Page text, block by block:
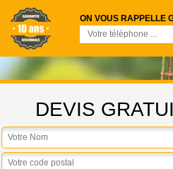
ON VOUS RAPPELLE
DEVIS